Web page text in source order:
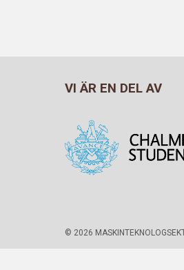
VI ÄR EN DEL AV
© 2026